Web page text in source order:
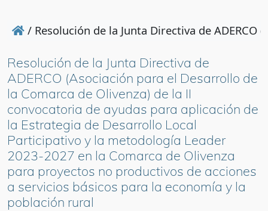
/ Resolución de la Junta Directiva de
Resolución de la Junta Directiva de
ADERCO (Asociación para el Desarrollo de
la Comarca de Olivenza) de la II
convocatoria de ayudas para aplicación de
la Estrategia de Desarrollo Local
Participativo y la metodología Leader
2023-2027 en la Comarca de Olivenza
para proyectos no productivos de acciones
a servicios básicos para la economía y la
población rural